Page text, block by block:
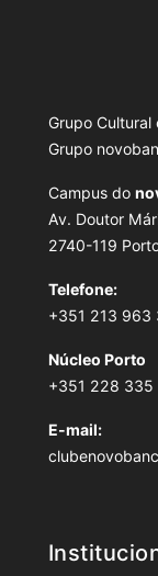
Grupo Cultural
Grupo
Campus do
Av. Doutor
2740-119
Telefone:
+351 213 963
Núcleo Porto
+351 228 335
E-mail: